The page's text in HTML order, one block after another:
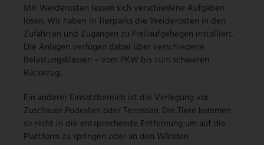
Mit Weiderosten lassen sich verschiedene Aufgaben
lösen. Wir haben in Tierparks die Weiderosten in den
Zufahrten und Zugängen zu Freilaufgehegen installiert.
Die Anlagen verfügen dabei über verschiedene
Belastungsklassen – vom PKW bis zum schweren
Rückezug…
Ein anderer Einsatzbereich ist die Verlegung vor
Zuschauer Podesten oder Terrassen. Die Tiere kommen
so nicht in die entsprechende Entfernung um auf die
Plattform zu springen oder an den Wänden